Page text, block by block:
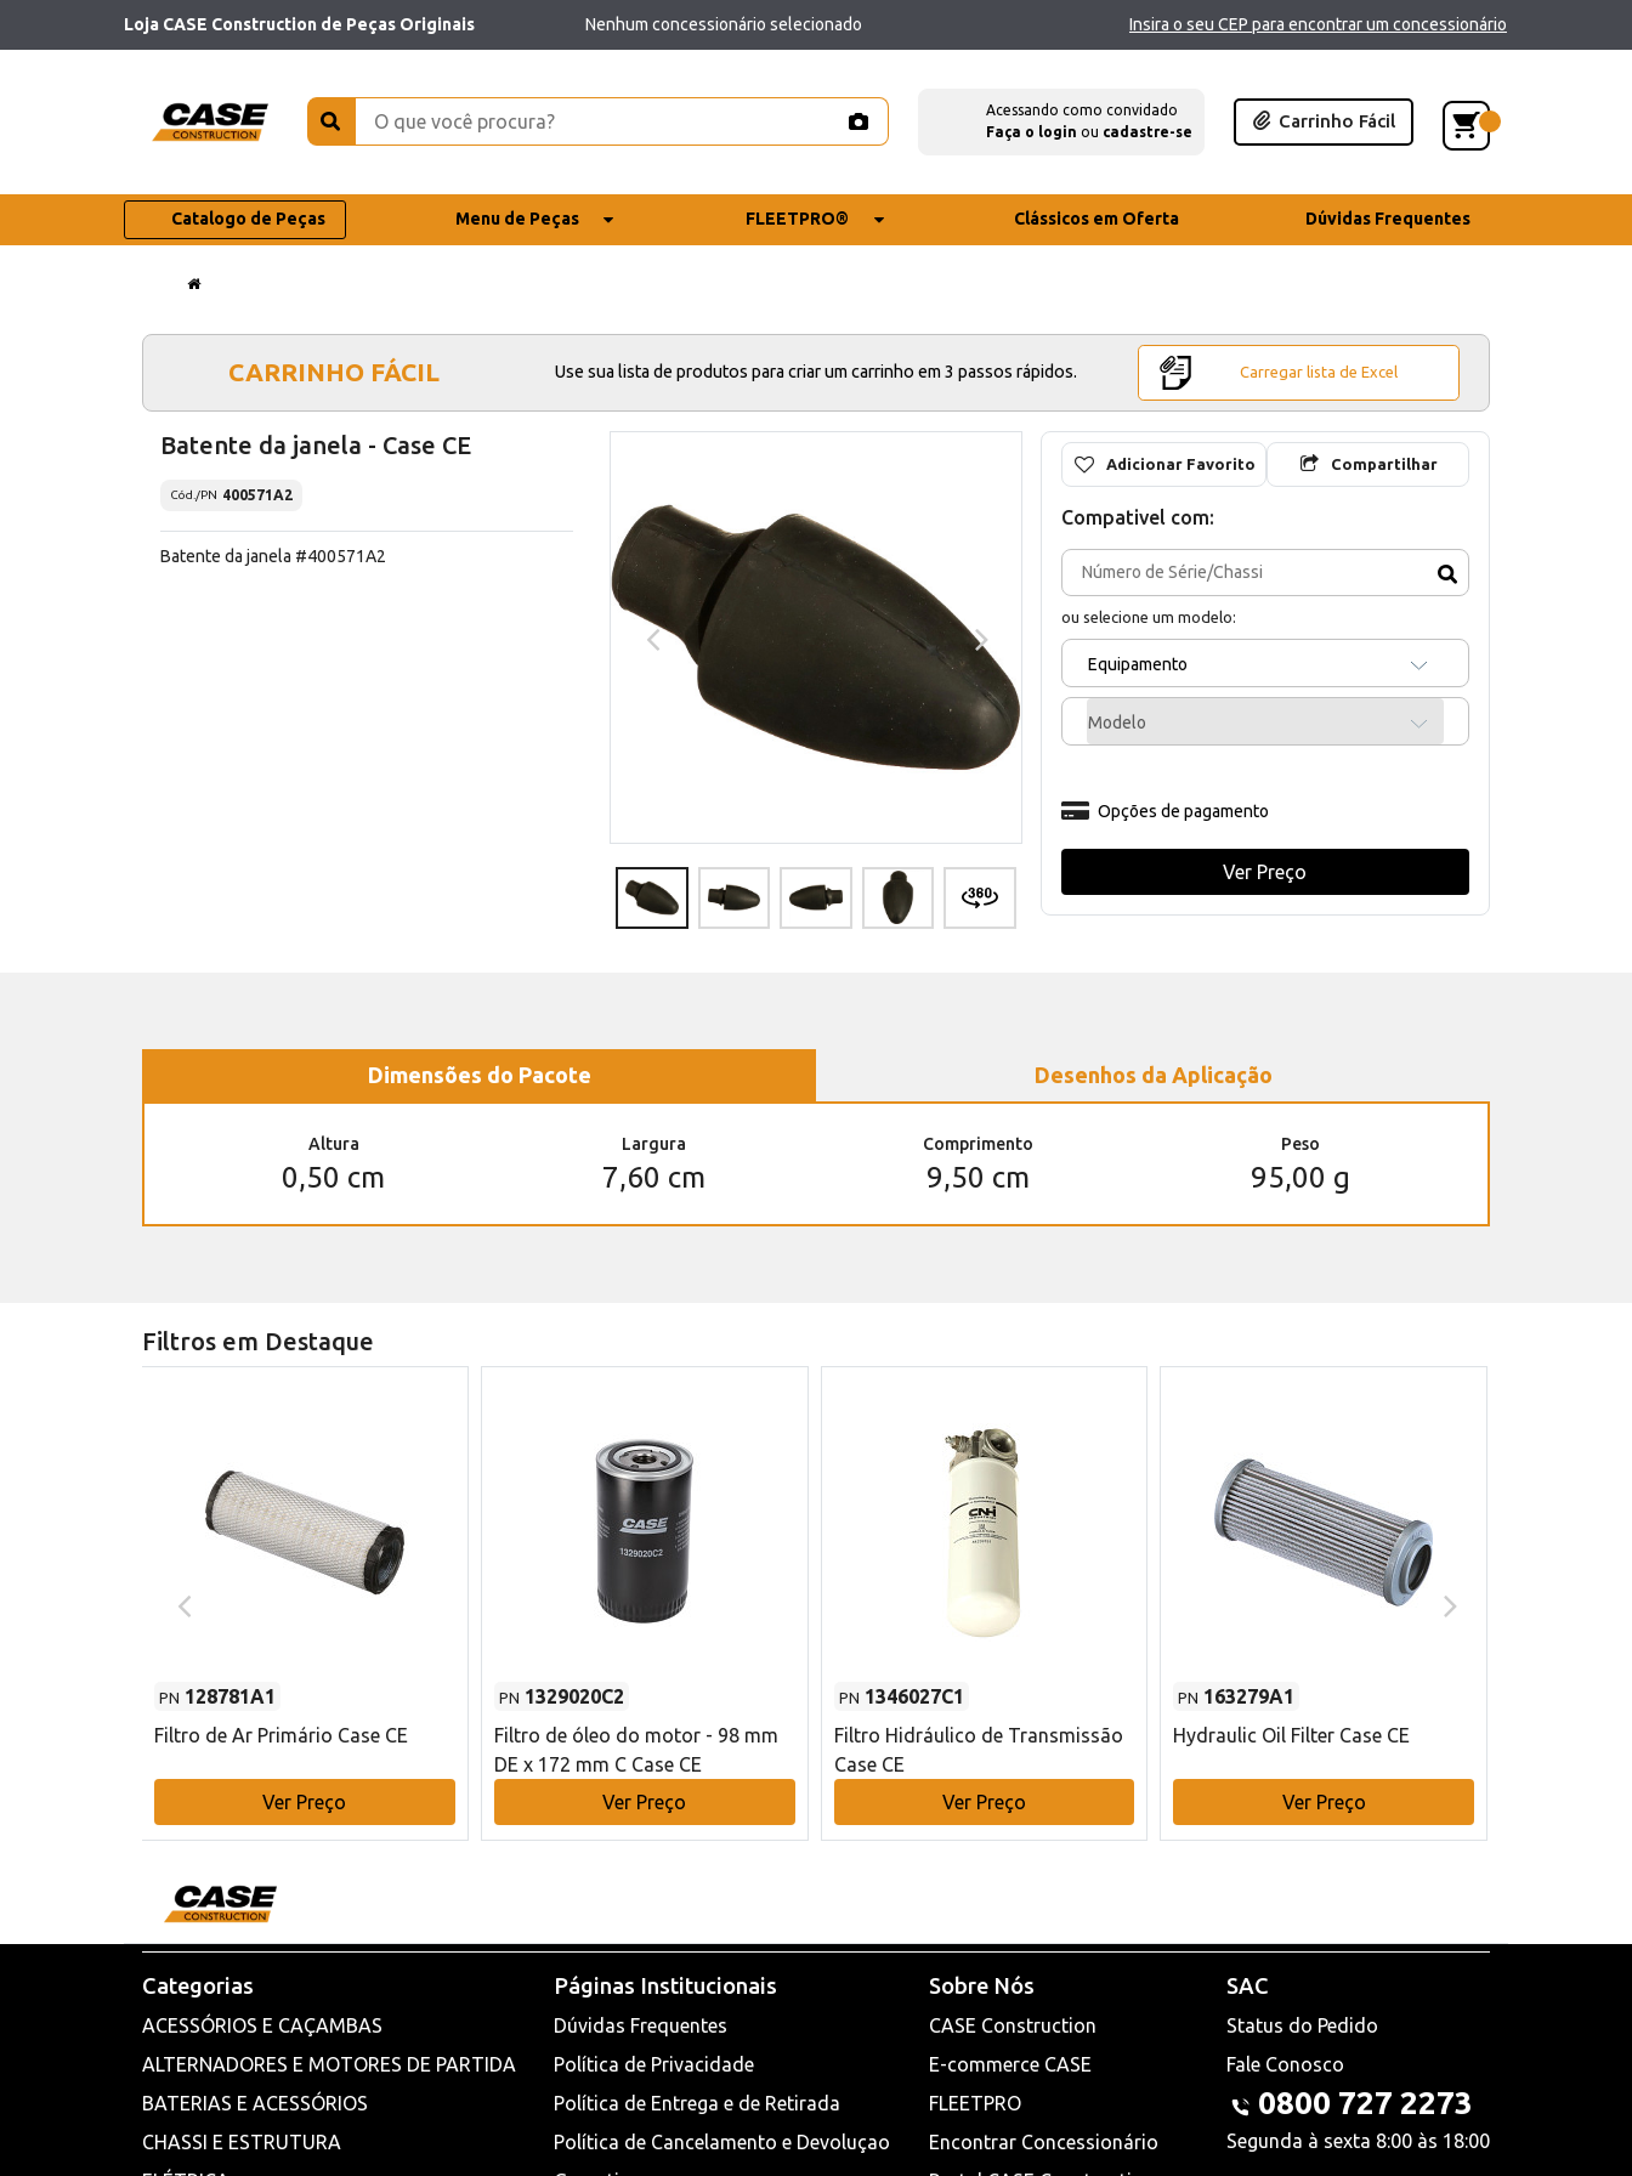
Loja CASE Construction de Peças Originais Nenhum concessionário selecionado Insira o seu CEP para encontrar um concessionário
Acessando como convidado
Faça o login ou cadastre-se
Carrinho Fácil
Catalogo de Peças Menu de Peças FLEETPRO® Clássicos em Oferta Dúvidas Frequentes
CARRINHO FÁCIL Use sua lista de produtos para criar um carrinho em 3 passos rápidos. Carregar lista de Excel
Batente da janela - Case CE
Cód./PN 400571A2
Batente da janela #400571A2
Adicionar Favorito Compartilhar
Compativel com:
ou selecione um modelo:
Equipamento
Modelo
Opções de pagamento
Ver Preço
Dimensões do Pacote Desenhos da Aplicação
Altura
0,50 cm
Largura
7,60 cm
Comprimento
9,50 cm
Peso
95,00 g
Filtros em Destaque
PN 128781A1
Filtro de Ar Primário Case CE
Ver Preço
PN 1329020C2
Filtro de óleo do motor - 98 mm
DE x 172 mm C Case CE
Ver Preço
PN 1346027C1
Filtro Hidráulico de Transmissão
Case CE
Ver Preço
PN 163279A1
Hydraulic Oil Filter Case CE
Ver Preço
Categorias
ACESSÓRIOS E CAÇAMBAS
ALTERNADORES E MOTORES DE PARTIDA
BATERIAS E ACESSÓRIOS
CHASSI E ESTRUTURA
Páginas Institucionais
Dúvidas Frequentes
Política de Privacidade
Política de Entrega e de Retirada
Política de Cancelamento e Devoluçao
Sobre Nós
CASE Construction
E-commerce CASE
FLEETPRO
Encontrar Concessionário
SAC
Status do Pedido
Fale Conosco
0800 727 2273
Segunda à sexta 8:00 às 18:00